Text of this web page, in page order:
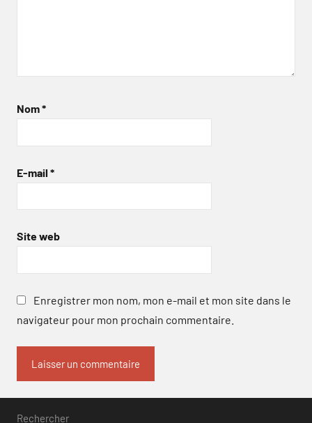
Nom*
E-mail *
Site web
Enregistrer mon nom, mon e-mail et mon site dans le
navigateur pour mon prochain commentaire.
Rechercher